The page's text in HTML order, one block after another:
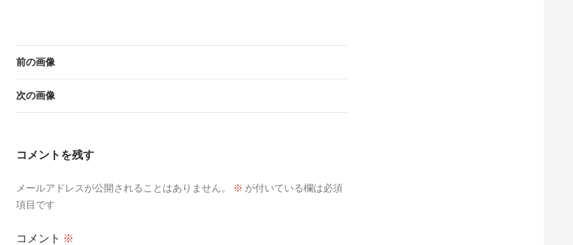
前の画像
次の画像
コメントを残す
メールアドレスが公開されることはありません。 ※ が付いている欄は必須
項目です
コメント ※